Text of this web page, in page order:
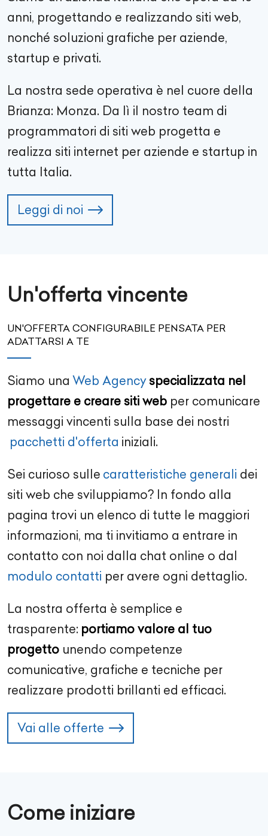
anni, progettando e realizzando siti web,
nonché soluzioni grafiche per aziende,
startup e privati.
La nostra sede operativa è nel cuore della
Brianza: Monza. Da lì il nostro team di
programmatori di siti web progetta e
realizza siti internet per aziende e startup in
tutta Italia.
Leggi di noi
Un'offerta vincente
UN'OFFERTA CONFIGURABILE PENSATA PER
ADATTARSI A TE
Siamo una Web Agencyspecializzata nel
progettare e creare siti web per comunicare
messaggi vincenti sulla base dei nostri
pacchetti d'offerta iniziali.
Sei curioso sulle caratteristiche generali dei
siti web che sviluppiamo? In fondo alla
pagina trovi un elenco di tutte le maggiori
informazioni, ma ti invitiamo a entrare in
contatto con noi dalla chat online o dal
modulo contatti per avere ogni dettaglio.
La nostra offerta è semplice e
trasparente: portiamo valore al tuo
progetto unendo competenze
comunicative, grafiche e tecniche per
realizzare prodotti brillanti ed efficaci.
Vai alle offerte
Come iniziare